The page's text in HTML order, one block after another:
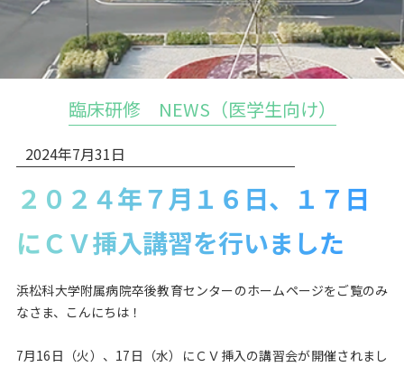
臨床研修 NEWS（医学生向け）
2024年7月31日
２０２４年７月１６日、１７日
にＣＶ挿入講習を行いました
浜松科大学附属病院卒後教育センターのホームページをご覧のみ
なさま、こんにちは！
7月16日（火）、17日（水）にＣＶ挿入の講習会が開催されまし